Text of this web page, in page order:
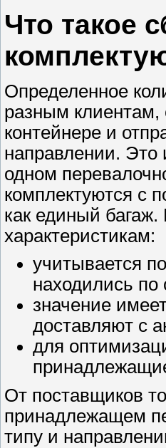
Что такое
Определенное
разным клиентам,
контейнере и
направлении. Это
одном
комплектуются с
как единый
характеристикам:
учитывается
находились
значение
доставляют с
для
От поставщиков
принадлежащем
типу и